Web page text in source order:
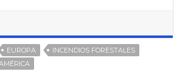
EUROPA
INCENDIOS FORESTALES